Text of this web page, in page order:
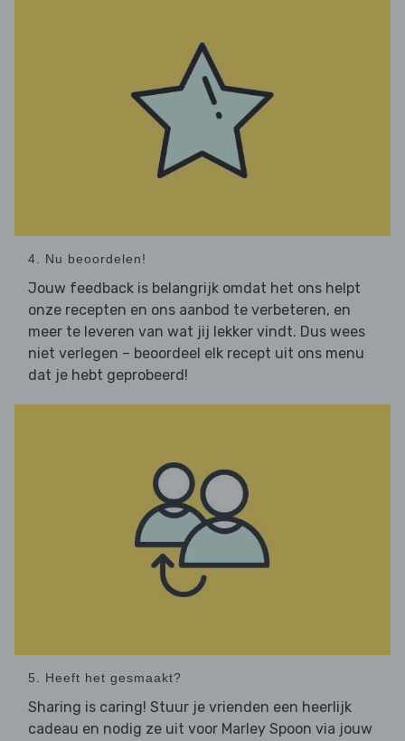
4. Nu beoordelen!
Jouw feedback is belangrijk omdat het ons helpt
onze recepten en ons aanbod te verbeteren, en
meer te leveren van wat jij lekker vindt. Dus wees
niet verlegen – beoordeel elk recept uit ons menu
dat je hebt geprobeerd!
5. Heeft het gesmaakt?
Sharing is caring! Stuur je vrienden een heerlijk
cadeau en nodig ze uit voor Marley Spoon via jouw